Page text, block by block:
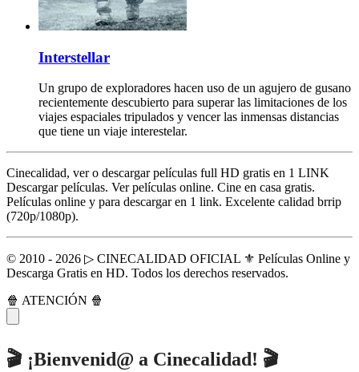
Interstellar
Un grupo de exploradores hacen uso de un agujero de gusano
recientemente descubierto para superar las limitaciones de los
viajes espaciales tripulados y vencer las inmensas distancias
que tiene un viaje interestelar.
Cinecalidad, ver o descargar películas full HD gratis en 1 LINK
Descargar películas. Ver películas online. Cine en casa gratis.
Películas online y para descargar en 1 link. Excelente calidad brrip
(720p/1080p).
© 2010 - 2026 ▷ CINECALIDAD OFICIAL ⚜️ Películas Online y
Descarga Gratis en HD. Todos los derechos reservados.
🍿 ATENCIÓN 🍿
🎬 ¡Bienvenid@ a Cinecalidad! 🎬